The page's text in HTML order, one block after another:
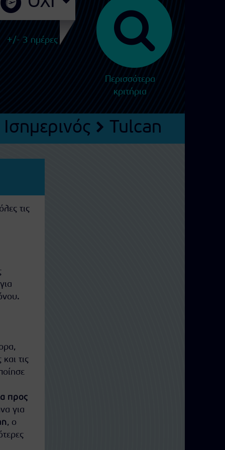
+/- 3 ημέρες
Περισσότερα
κριτήρια
Ισημερινός Tulcan
τις
τις
προς
για
, ο